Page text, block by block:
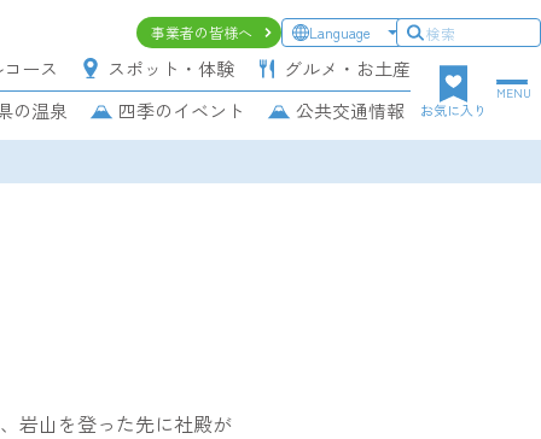
ヘ
ッ
ダ
ー
上
事業者の皆様へ Language
ース スポット・体験
グルメ・お土産
の温泉
四季のイベント 公共交通情報 お気に入り
MENU
岩山を登った先に社殿が